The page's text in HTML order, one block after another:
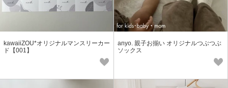
kawaiiZOU*オリジナルマンスリーカー
ド【001】
anyo. 親子お揃い オリジナルつぶつぶ
ソックス